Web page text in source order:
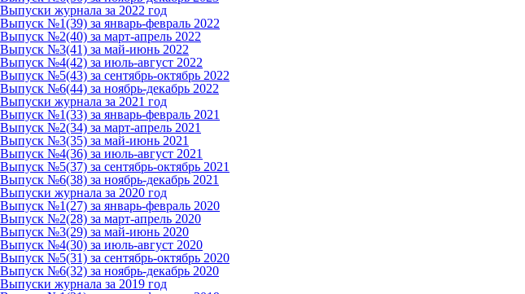
Выпуски журнала за 2022 год
Выпуск №1(39) за январь-февраль 2022
Выпуск №2(40) за март-апрель 2022
Выпуск №3(41) за май-июнь 2022
Выпуск №4(42) за июль-август 2022
Выпуск №5(43) за сентябрь-октябрь 2022
Выпуск №6(44) за ноябрь-декабрь 2022
Выпуски журнала за 2021 год
Выпуск №1(33) за январь-февраль 2021
Выпуск №2(34) за март-апрель 2021
Выпуск №3(35) за май-июнь 2021
Выпуск №4(36) за июль-август 2021
Выпуск №5(37) за сентябрь-октябрь 2021
Выпуск №6(38) за ноябрь-декабрь 2021
Выпуски журнала за 2020 год
Выпуск №1(27) за январь-февраль 2020
Выпуск №2(28) за март-апрель 2020
Выпуск №3(29) за май-июнь 2020
Выпуск №4(30) за июль-август 2020
Выпуск №5(31) за сентябрь-октябрь 2020
Выпуск №6(32) за ноябрь-декабрь 2020
Выпуски журнала за 2019 год